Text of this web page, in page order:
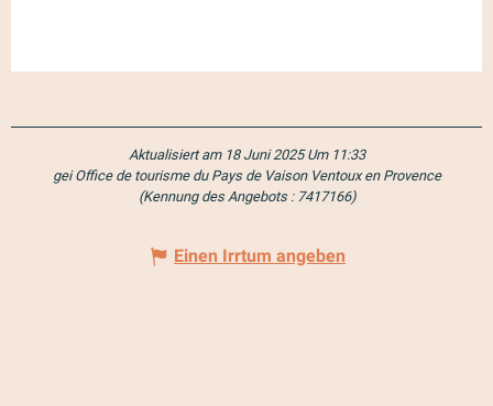
Aktualisiert am 18 Juni 2025 Um 11:33
gei Office de tourisme du Pays de Vaison Ventoux en Provence
(Kennung des Angebots : 7417166)
Einen Irrtum angeben